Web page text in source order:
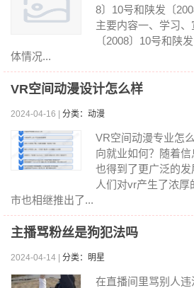
8〕10号和陕发〔
主要内容一、学习
〔2008〕10号和陕
体情况...
VR空间动漫设计怎么样
2024-04-16 | 分类：动漫
VR空间动漫专业怎
向就业如何？随着
也得到了更广泛的
人们对vr产生了浓
市也相继推出了...
主播骂粉丝是狗犯法吗
2024-04-14 | 分类：明星
在直播间里骂别人